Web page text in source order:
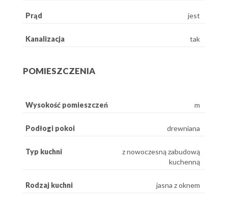
Prąd jest
Kanalizacja tak
POMIESZCZENIA
Wysokość pomieszczeń m
Podłogi pokoi drewniana
Typ kuchni
z nowoczesną zabudową
kuchenną
Rodzaj kuchni jasna z oknem